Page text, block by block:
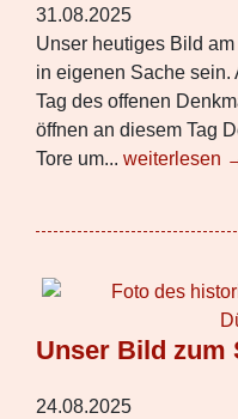
31.08.2025
Unser heutiges Bild
in eigenen Sache sein.
Tag des offenen
öffnen an diesem Tag
Tore um... weiterlesen
Unser Bild zum
24.08.2025